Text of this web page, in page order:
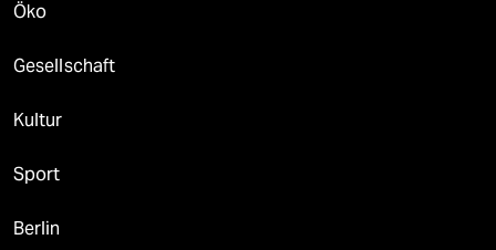
Öko
Gesellschaft
Kultur
Sport
Berlin